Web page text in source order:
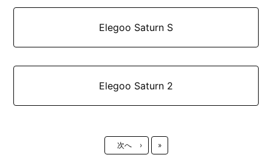
Elegoo Saturn S
Elegoo Saturn 2
次へ › 最新
»